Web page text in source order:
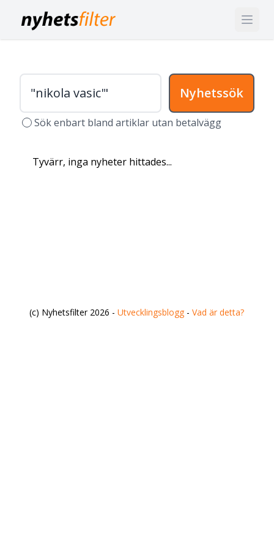
Nyhetssök
Sök enbart bland artiklar utan betalvägg
Tyvärr, inga nyheter hittades...
(c) Nyhetsfilter 2026 -Utvecklingsblogg -Vad är detta?